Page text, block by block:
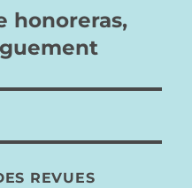
honoreras,
REVUES